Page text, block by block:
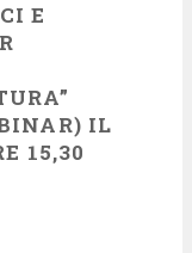
E
IL
15,30